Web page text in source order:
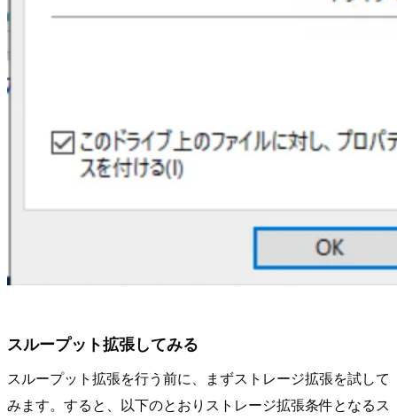
スループット拡張してみる
スループット拡張を行う前に、まずストレージ拡張を試して
みます。すると、以下のとおりストレージ拡張条件となるス